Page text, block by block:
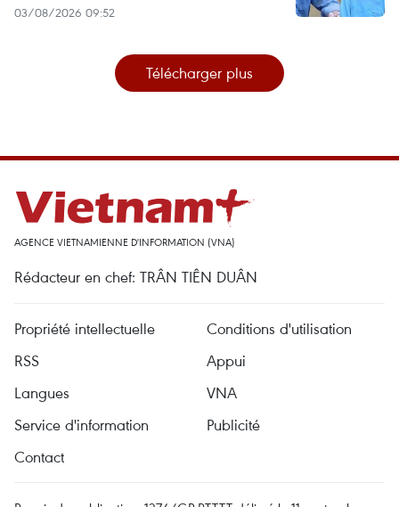
03/08/2026 09:52
Télécharger plus
AGENCE VIETNAMIENNE D'INFORMATION (VNA)
Rédacteur en chef: TRÂN TIÊN DUÂN
Propriété intellectuelle
Conditions d'utilisation
RSS
Appui
Langues
VNA
Service d'information
Publicité
Contact